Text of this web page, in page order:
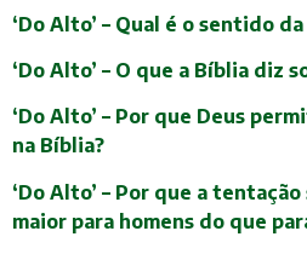
‘Do Alto’ – Qual é o sentido
‘Do Alto’ – O que a Bíblia diz
‘Do Alto’ – Por que Deus
na Bíblia?
‘Do Alto’ – Por que a
maior para homens do que